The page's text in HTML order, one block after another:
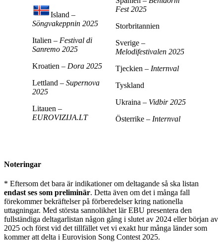
Island –
Söngvakeppnin 2025
Italien – Festival di
Sanremo 2025
Kroatien – Dora 2025
Lettland – Supernova
2025
Litauen –
EUROVIZIJA.LT
Fest 2025
Storbritannien
Sverige –
Melodifestivalen 2025
Tjeckien – Internval
Tyskland
Ukraina – Vidbir 2025
Österrike – Internval
Noteringar
* Eftersom det bara är indikationer om deltagande så ska listan
endast ses som preliminär. Detta även om det i många fall
förekommer bekräftelser på förberedelser kring nationella
uttagningar. Med största sannolikhet lär EBU presentera den
fullständiga deltagarlistan någon gång i slutet av 2024 eller början av
2025 och först vid det tillfället vet vi exakt hur många länder som
kommer att delta i Eurovision Song Contest 2025.